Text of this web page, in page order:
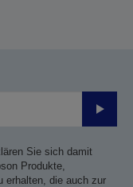
Sie sich damit
Produkte,
erhalten, die auch zur